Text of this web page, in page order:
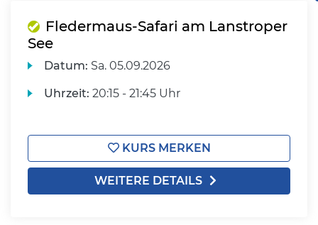
Fledermaus-Safari am Lanstroper
See
Datum: Sa. 05.09.2026
Uhrzeit: 20:15 - 21:45 Uhr
KURS MERKEN
WEITERE DETAILS